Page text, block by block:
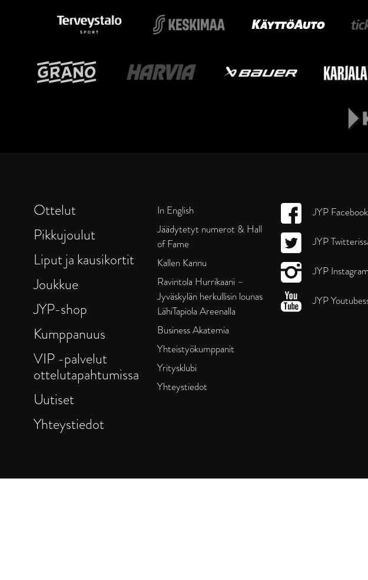
Ottelut
Pikkujoulut
Liput ja kausikortit
Joukkue
JYP-shop
Kumppanuus
VIP -palvelut
ottelutapahtumissa
Uutiset
Yhteystiedot
In English
Jäädytetyt numerot & Hall
of Fame
Kallen Kannu
Ravintola Hurrikaani –
Jyväskylän herkullisin lounas
LähiTapiola Areenalla
Business Akatemia
Yhteistyökumppanit
Yritysklubi
Yhteystiedot
JYP
JYP
JYP
JYP